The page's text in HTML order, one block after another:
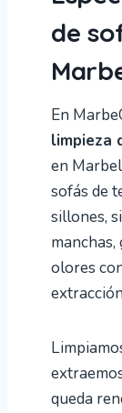
de
En
limpieza
en
sofás de
sillones,
manchas,
olores
queda